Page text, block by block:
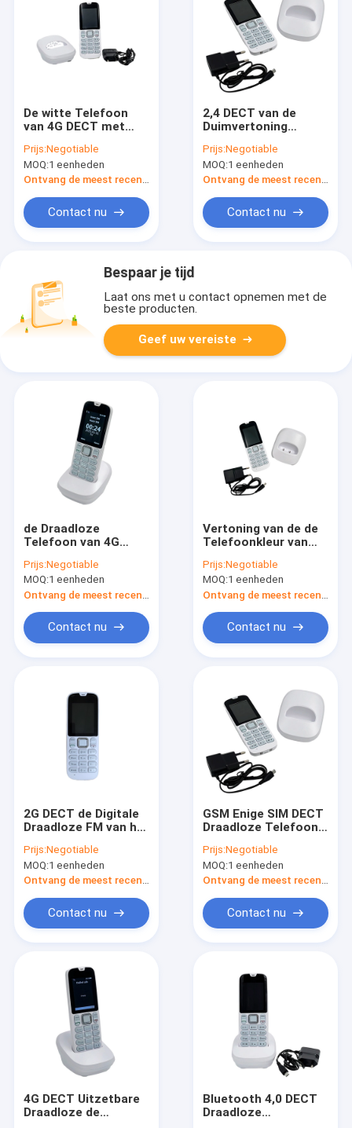
Producten
Over ons
Contacteer ons
De witte Telefoon
van 4G DECT met
Vraag1000mah
Batterij
Prijs:Negotiable
MOQ:1 eenheden
Ontvang de meest recente Prijs
Contact nu
2,4 DECT van de
Duimvertoning
de Draadloze
Telefoon van LTE
DECT
Prijs:Negotiable
MOQ:1 eenheden
Ontvang de meest recente Prijs
Contact nu
Bespaar je tijd
Laat ons met u contact opnemen met de
beste producten.
Geef uw vereiste
de Draadloze
Telefoon van 4G
3G Sim Card
Prijs:Negotiable
MOQ:1 eenheden
Contact nu
Vertoning van de de
Telefoonkleur van
Draadloze met
WCDMA-GSM SIM
Card
Prijs:Negotiable
MOQ:1 eenheden
Contact nu
2G DECT de Digitale
Draadloze FM van het
Radiosms-Product
Prijs:Negotiable
MOQ:1 eenheden
Ontvang de meest recente Prijs
Contact nu
GSM Enige SIM DECT
Draadloze Telefoon,
Telefoons slechts
SMS
Prijs:Negotiable
MOQ:1 eenheden
Ontvang de meest recente Prijs
Contact nu
4G DECT Uitzetbare
Draadloze de
Bluetooth 4,0 DECT
Draadloze